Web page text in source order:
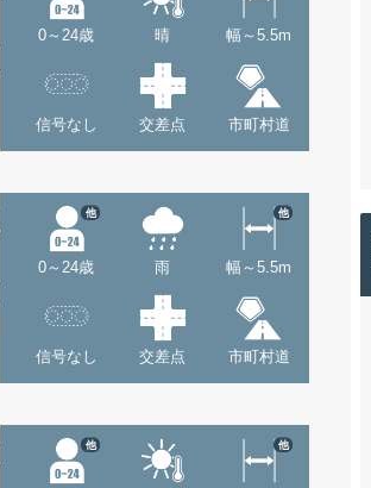
0～24歳 晴 幅～5.5m
信号なし 交差点 市町村道
0～24歳
他
雨 幅～5.5m
他
信号なし 交差点 市町村道
他 他